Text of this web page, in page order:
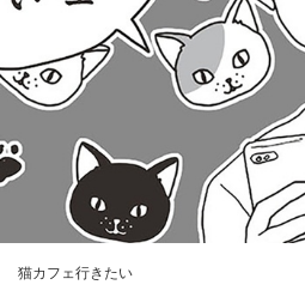
猫カフェ行きたい